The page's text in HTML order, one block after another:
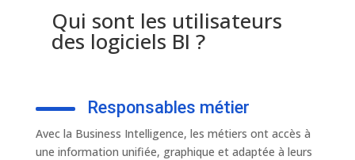
Qui sont les utilisateurs
des logiciels BI ?
Responsables métier
Avec la Business Intelligence, les métiers ont accès à
une information unifiée, graphique et adaptée à leurs